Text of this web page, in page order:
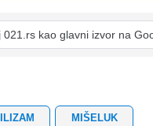
021.rs kao glavni izvor na
MIŠELUK